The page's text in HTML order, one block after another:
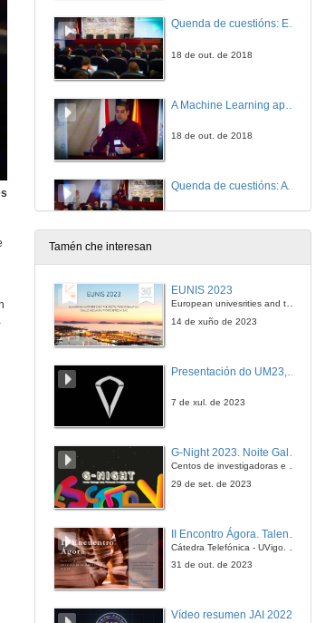
Quenda de cuestións: ExpliClas: Un Servicio Web que Xenera Automáticamente Explicacións en Linguaxe Natural de Árbores de Decisión para Clasificación
18 de out. de 2018
18 de out. de 2018
Quenda de cuestións: A Machine Learning approach for automatic sports production
Transfer learning for image tagging in fast fashion workflows
18 de out. de 2018
18 de out. de 2018
18 de out. de 2018
Tamén che interesan
EUNIS 2023
European univesrities and the digital transformation: challenges and opportunities ahead
14 de xuño de 2023
7 de xul. de 2023
G-Night 2023. Noite Galega das Persoas Investigadoras. Conciencias creativas
Centos de investigadoras e investigadores, decenas de actividades e sete cidades
29 de set. de 2023
Cátedra Telefónica - UVigo. Espazos de innovación
31 de out. de 2023
Vídeo resumen JAI 2022